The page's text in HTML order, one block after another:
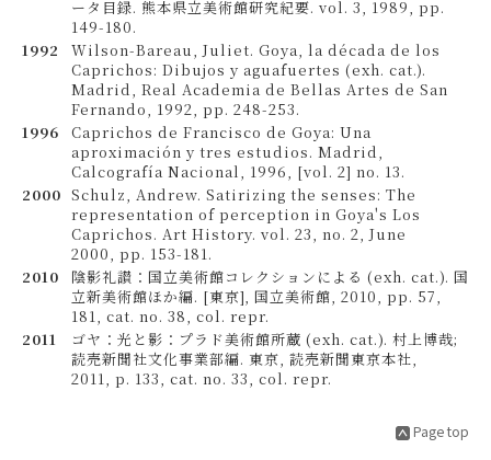
ータ目録. 熊本県立美術館研究紀要. vol. 3, 1989, pp.
149-180.
1992
Wilson-Bareau, Juliet. Goya, la década de los
Caprichos: Dibujos y aguafuertes (exh. cat.).
Madrid, Real Academia de Bellas Artes de San
Fernando, 1992, pp. 248-253.
1996
Caprichos de Francisco de Goya: Una
aproximación y tres estudios. Madrid,
Calcografía Nacional, 1996, [vol. 2] no. 13.
2000 Schulz, Andrew. Satirizing the senses: The
representation of perception in Goya's Los
Caprichos. Art History. vol. 23, no. 2, June
2000, pp. 153-181.
2010
陰影礼讃：国立美術館コレクションによる (exh. cat.). 国
立新美術館ほか編. [東京], 国立美術館, 2010, pp. 57,
181, cat. no. 38, col. repr.
2011
ゴヤ：光と影：プラド美術館所蔵 (exh. cat.). 村上博哉;
読売新聞社文化事業部編. 東京, 読売新聞東京本社,
2011, p. 133, cat. no. 33, col. repr.
Page top